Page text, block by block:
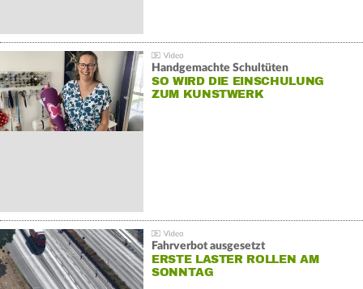
Handgemachte Schultüten
SO WIRD DIE EINSCHULUNG
ZUM KUNSTWERK
Fahrverbot ausgesetzt
ERSTE LASTER ROLLEN AM
SONNTAG